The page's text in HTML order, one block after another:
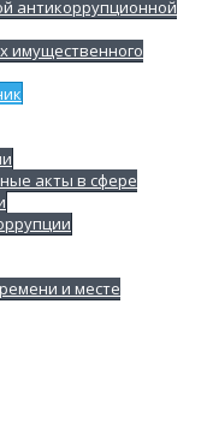
антикоррупционной
имущественного
акты в сфере
и месте